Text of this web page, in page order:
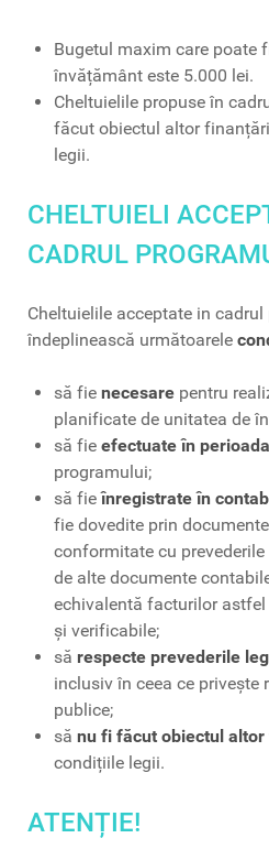
Bugetul maxim care poate
învățământ este 5.000 lei.
Cheltuielile propuse în
făcut obiectul altor
legii.
CHELTUIELI
CADRUL
Cheltuielile acceptate in
îndeplinească următoarele
să fie necesare pentru
planificate de unitatea de
să fie efectuate în perioada
programului;
să fieînregistrate în
fie dovedite prin
conformitate cu
de alte documente
echivalentă facturilor
și verificabile;
să respecte prevederile
inclusiv în ceea ce
publice;
să nu fi făcut obiectul
condițiile legii.
ATENȚIE!